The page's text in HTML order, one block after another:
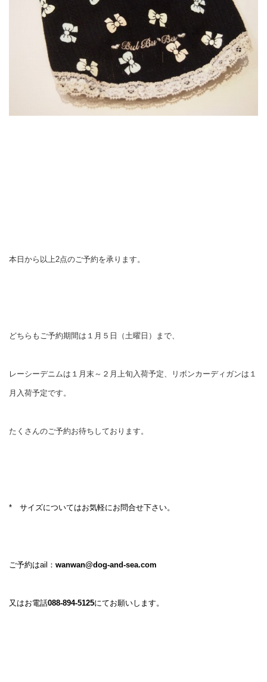
本日から以上2点のご予約を承ります。
どちらもご予約期間は１月５日（土曜日）まで、
レーシーデニムは１月末～２月上旬入荷予定、リボンカーディガンは１
月入荷予定です。
たくさんのご予約お待ちしております。
* サイズについてはお気軽にお問合せ下さい。
ご予約はail： wanwan@dog-and-sea.com
又はお電話088-894-5125にてお願いします。